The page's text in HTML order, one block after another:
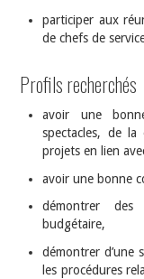
participer aux
de chefs de
Profils recherchés
avoir une
spectacles, de
projets en lien
avoir une bonne
démontrer
budgétaire,
démontrer d’une
les procédures